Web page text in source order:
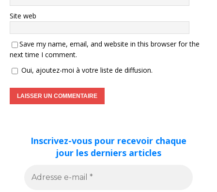
Site web
Save my name, email, and website in this browser for the
next time I comment.
Oui, ajoutez-moi à votre liste de diffusion.
Inscrivez-vous pour recevoir chaque
jour les derniers articles